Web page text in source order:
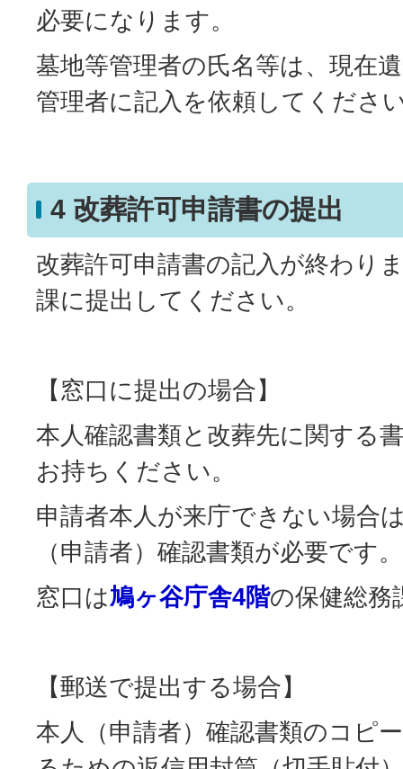
必要になります。
墓地等管理者の氏名等は、現在
管理者に記入を依頼してくださ
4 改葬許可申請書の提出
改葬許可申請書の記入が終わり
課に提出してください。
【窓口に提出の場合】
本人確認書類と改葬先に関する
お持ちください。
申請者本人が来庁できない場合
（申請者）確認書類が必要です。
窓口は鳩ヶ谷庁舎4階の保健総務
【郵送で提出する場合】
本人（申請者）確認書類のコピ